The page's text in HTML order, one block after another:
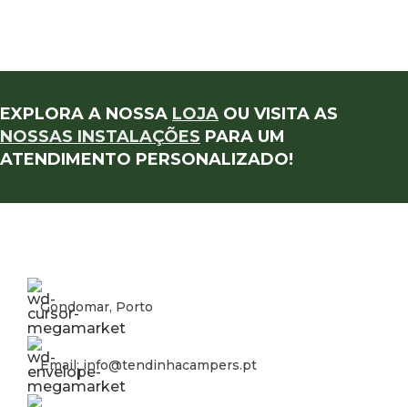
EXPLORA A NOSSA LOJA OU VISITA AS
NOSSAS INSTALAÇÕES PARA UM
ATENDIMENTO PERSONALIZADO!
Gondomar, Porto
Email: info@tendinhacampers.pt